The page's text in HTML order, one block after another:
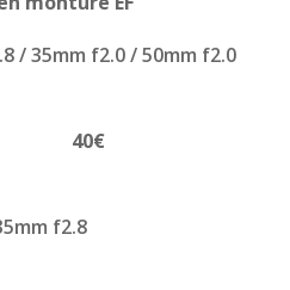
/ 35mm f2.0 / 50mm f2.0
40€
f2.8